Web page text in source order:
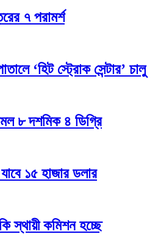
৭ পরামর্শ
‘হিট স্ট্রোক সেন্টার’ চালু
৮ দশমিক ৪ ডিগ্রি
১৫ হাজার ডলার
স্থায়ী কমিশন হচ্ছে